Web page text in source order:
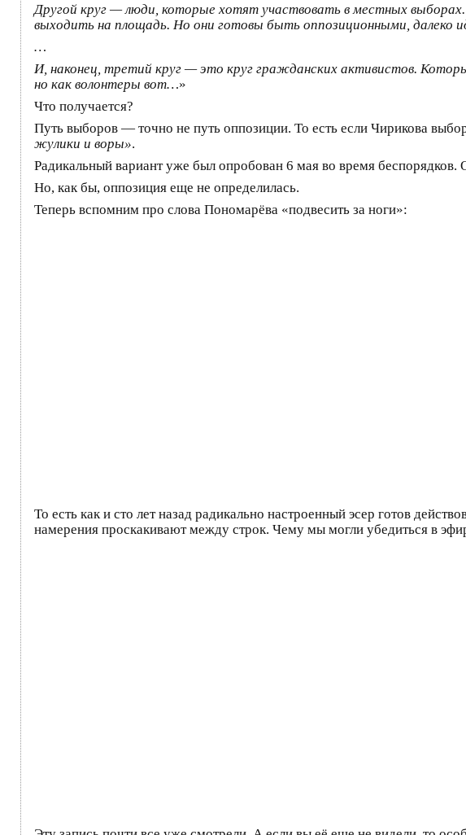
Другой круг — люди, которые хотят участвовать в местных
выходить на площадь. Но они готовы быть оппозиционными, далеко
…
И, наконец, третий круг — это круг гражданских активистов.
но как волонтеры вот…»
Что получается?
Путь выборов — точно не путь оппозиции. То есть если Чирикова
жулики и воры».
Радикальный вариант уже был опробован 6 мая во время беспорядков.
Но, как бы, оппозиция еще не определилась.
Теперь вспомним про слова Пономарёва «подвесить за ноги»:
То есть как и сто лет назад радикально настроенный эсер готов
намерения проскакивают между строк. Чему мы могли убедиться в